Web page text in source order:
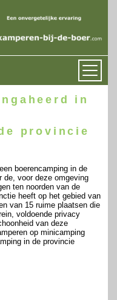
in
provincie
boerencamping in de
de, voor deze omgeving
ten noorden van de
heeft op het gebied van
van 15 ruime plaatsen die
voldoende privacy
van deze
op minicamping
in de provincie